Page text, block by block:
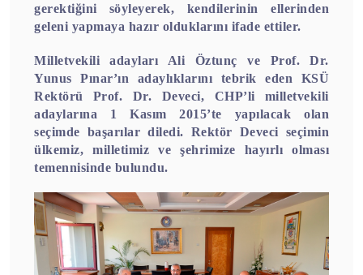
gerektiğini söyleyerek, kendilerinin ellerinden
geleni yapmaya hazır olduklarını ifade ettiler.
Milletvekili adayları Ali Öztunç ve Prof. Dr.
Yunus Pınar’ın adaylıklarını tebrik eden KSÜ
Rektörü Prof. Dr. Deveci, CHP’li milletvekili
adaylarına 1 Kasım 2015’te yapılacak olan
seçimde başarılar diledi. Rektör Deveci seçimin
ülkemiz, milletimiz ve şehrimize hayırlı olması
temennisinde bulundu.